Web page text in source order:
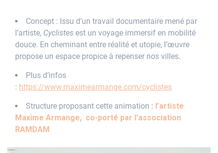
Concept : Issu d’un travail documentaire mené par
l’artiste, Cyclistes est un voyage immersif en mobilité
douce. En cheminant entre réalité et utopie, l’œuvre
propose un espace propice à repenser nos villes.
Plus d’infos
: https://www.maximearmange.com/cyclistes
Structure proposant cette animation : l’artiste
Maxime Armange, co-porté par l’association
RAMDAM